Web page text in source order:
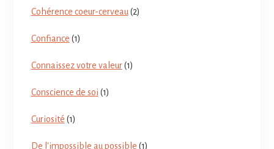
Cohérence coeur-cerveau (2)
Confiance (1)
Connaissez votre valeur(1)
Conscience de soi (1)
Curiosité (1)
De l'impossible au possible (1)